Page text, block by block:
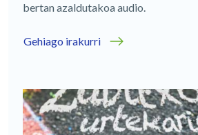
bertan azaldutakoa audio.
Gehiago irakurri